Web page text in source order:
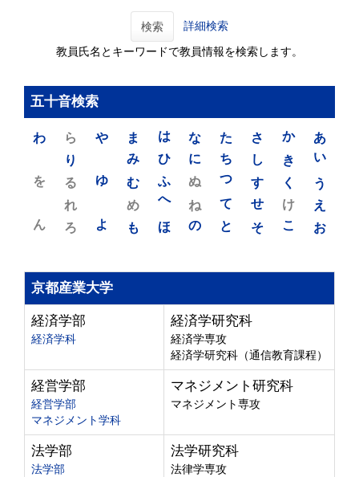
検索 詳細検索
教員氏名とキーワードで教員情報を検索します。
五十音検索
あ
い
う
え
お
か
き
く
け
こ
さ
し
す
せ
そ
た
ち
つ
て
と
な
に
ぬ
ね
の
は
ひ
ふ
へ
ほ
ま
み
む
め
も
や
ゆ
よ
ら
り
る
れ
ろ
わ
を
ん
京都産業大学
経済学部
経済学科
経済学研究科
経済学専攻
経済学研究科（通信教育課程）
経営学部
経営学部
マネジメント学科
マネジメント研究科
マネジメント専攻
法学部
法学部
法学研究科
法律学専攻